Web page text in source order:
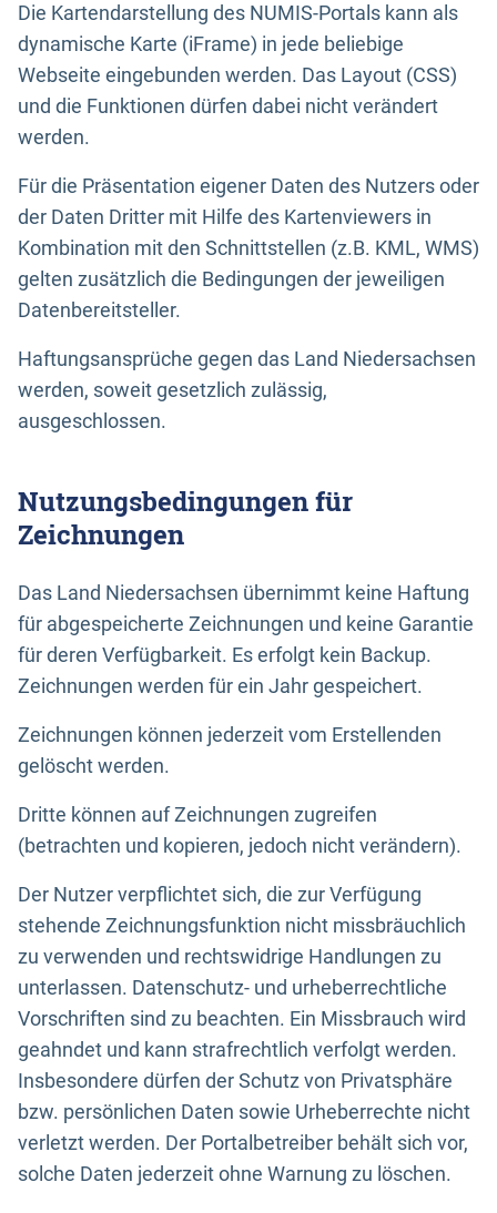
Die Kartendarstellung des NUMIS-Portals kann als
dynamische Karte (iFrame) in jede beliebige
Webseite eingebunden werden. Das Layout (CSS)
und die Funktionen dürfen dabei nicht verändert
werden.
Für die Präsentation eigener Daten des Nutzers oder
der Daten Dritter mit Hilfe des Kartenviewers in
Kombination mit den Schnittstellen (z.B. KML, WMS)
gelten zusätzlich die Bedingungen der jeweiligen
Datenbereitsteller.
Haftungsansprüche gegen das Land Niedersachsen
werden, soweit gesetzlich zulässig,
ausgeschlossen.
Nutzungsbedingungen für
Zeichnungen
Das Land Niedersachsen übernimmt keine Haftung
für abgespeicherte Zeichnungen und keine Garantie
für deren Verfügbarkeit. Es erfolgt kein Backup.
Zeichnungen werden für ein Jahr gespeichert.
Zeichnungen können jederzeit vom Erstellenden
gelöscht werden.
Dritte können auf Zeichnungen zugreifen
(betrachten und kopieren, jedoch nicht verändern).
Der Nutzer verpflichtet sich, die zur Verfügung
stehende Zeichnungsfunktion nicht missbräuchlich
zu verwenden und rechtswidrige Handlungen zu
unterlassen. Datenschutz- und urheberrechtliche
Vorschriften sind zu beachten. Ein Missbrauch wird
geahndet und kann strafrechtlich verfolgt werden.
Insbesondere dürfen der Schutz von Privatsphäre
bzw. persönlichen Daten sowie Urheberrechte nicht
verletzt werden. Der Portalbetreiber behält sich vor,
solche Daten jederzeit ohne Warnung zu löschen.